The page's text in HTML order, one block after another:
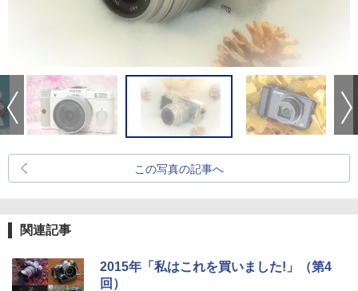
この写真の記事へ
関連記事
2015年「私はこれを買いました!」（第4
回）